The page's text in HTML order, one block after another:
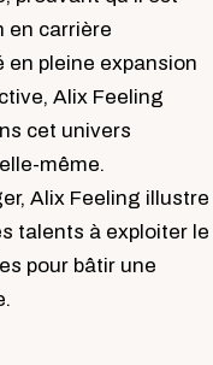
en carrière
pleine expansion
Alix Feeling
cet univers
même.
Alix Feeling illustre
talents à exploiter le
pour bâtir une